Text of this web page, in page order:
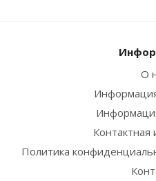
О
Политика